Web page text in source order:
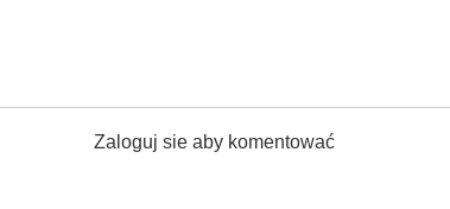
Zaloguj sie aby komentować